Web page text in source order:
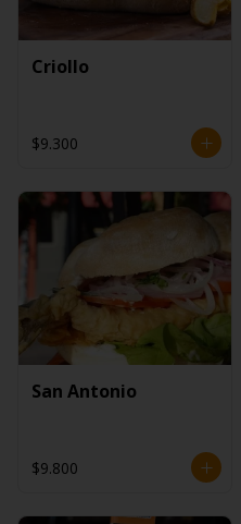
Criollo
$9.300
San Antonio
$9.800